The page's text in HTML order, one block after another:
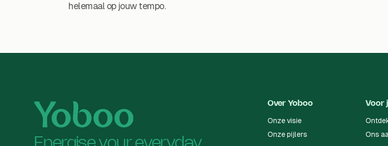
helemaal op jouw tempo.
Over Yoboo
Onze visie
Onze pijlers
Voor
Ons